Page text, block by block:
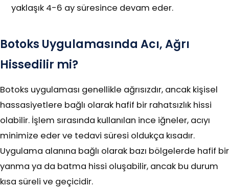
yaklaşık 4-6 ay süresince devam eder.
Botoks Uygulamasında Acı, Ağrı
Hissedilir mi?
Botoks uygulaması genellikle ağrısızdır, ancak kişisel
hassasiyetlere bağlı olarak hafif bir rahatsızlık hissi
olabilir. İşlem sırasında kullanılan ince iğneler, acıyı
minimize eder ve tedavi süresi oldukça kısadır.
Uygulama alanına bağlı olarak bazı bölgelerde hafif bir
yanma ya da batma hissi oluşabilir, ancak bu durum
kısa süreli ve geçicidir.